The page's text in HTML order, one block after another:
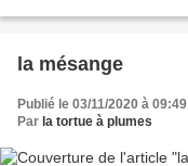
la mésange
Publié le 03/11/2020 à 09:49
Par la tortue à plumes